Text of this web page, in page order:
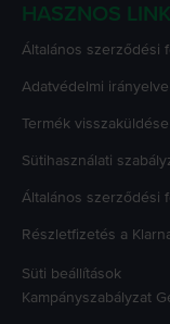
HASZNOS
Általános szerződési
Adatvédelmi
Termék
Sütihasználati
Általános szerződési
Részletfizetés a
Süti beállítások
Kampányszabályzat